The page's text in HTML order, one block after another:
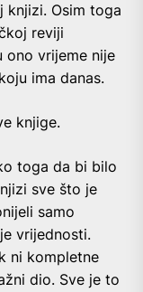
knjizi. Osim toga
reviji
ono vrijeme nije
ima danas.
knjige.
toga da bi bilo
sve što je
samo
vrijednosti.
ni kompletne
dio. Sve je to